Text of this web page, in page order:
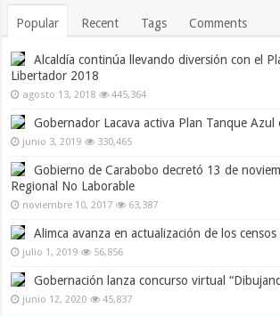
Popular Recent Tags Comments
Alcaldía continúa llevando diversión con el
Libertador 2018
agosto 13, 2018 445,364
Gobernador Lacava activa Plan Tanque Azul
junio 3, 2019 330,465
Gobierno de Carabobo decretó 13 de
Regional No Laborable
noviembre 10, 2017 63,387
Alimca avanza en actualización de los
julio 1, 2019 56,856
Gobernación lanza concurso virtual
junio 12, 2020 45,837